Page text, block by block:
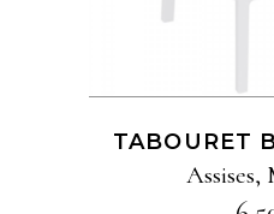
TABOURET
Assises,